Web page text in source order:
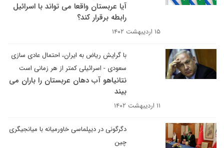
آیا عربستان واقعا می تواند با اسرائیل
رابطه برقرار کند؟
۱۵ اردیبهشت ۱۴۰۲
با گرایش ریاض به ایران، احتمال عادی سازی
سعودی - اسرائیلی کمتر از هر زمانی است
نتانیاهو آب دهان عربستان را باران می
بیند
۱۱ اردیبهشت ۱۴۰۲
دگرگونی در دیپلماسی خاورمیانه با میانجیگری
چین